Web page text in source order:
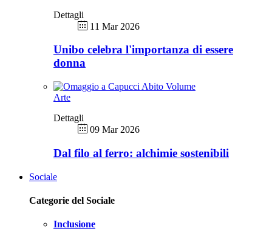
Dettagli
11 Mar 2026
Unibo celebra l'importanza di essere
donna
Arte
Dettagli
09 Mar 2026
Dal filo al ferro: alchimie sostenibili
Sociale
Categorie del Sociale
Inclusione